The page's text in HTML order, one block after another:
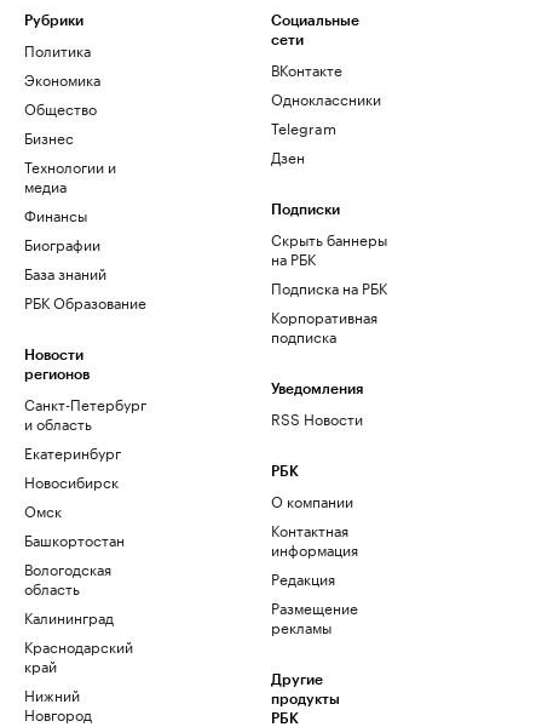
Рубрики
Политика
Экономика
Общество
Бизнес
Технологии и
медиа
Финансы
Биографии
База знаний
РБК Образование
Новости
регионов
Санкт-Петербург
и область
Екатеринбург
Новосибирск
Омск
Башкортостан
Вологодская
область
Калининград
Краснодарский
край
Нижний
Новгород
Социальные
сети
ВКонтакте
Одноклассники
Telegram
Дзен
Подписки
Скрыть баннеры
на РБК
Подписка на РБК
Корпоративная
подписка
Уведомления
RSS Новости
РБК
О компании
Контактная
информация
Редакция
Размещение
рекламы
Другие
продукты
РБК